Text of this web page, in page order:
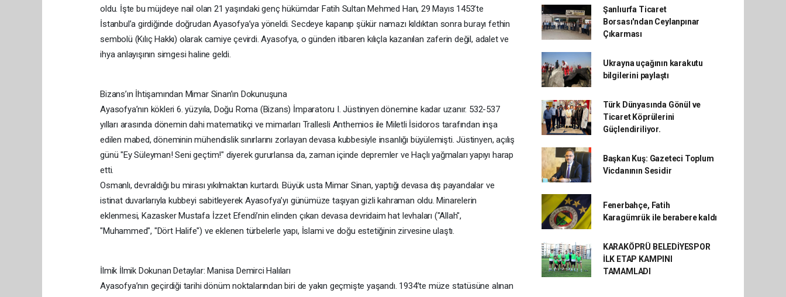
oldu. İşte bu müjdeye nail olan 21 yaşındaki genç hükümdar Fatih Sultan Mehmed Han, 29 Mayıs 1453’te
İstanbul’a girdiğinde doğrudan Ayasofya’ya yöneldi. Secdeye kapanıp şükür namazı kıldıktan sonra burayı fethin
sembolü (Kılıç Hakkı) olarak camiye çevirdi. Ayasofya, o günden itibaren kılıçla kazanılan zaferin değil, adalet ve
ihya anlayışının simgesi haline geldi.
​Bizans’ın İhtişamından Mimar Sinan’ın Dokunuşuna
​Ayasofya’nın kökleri 6. yüzyıla, Doğu Roma (Bizans) İmparatoru I. Jüstinyen dönemine kadar uzanır. 532-537
yılları arasında dönemin dahi matematikçi ve mimarları Trallesli Anthemios ile Miletli İsidoros tarafından inşa
edilen mabed, döneminin mühendislik sınırlarını zorlayan devasa kubbesiyle insanlığı büyülemişti. Jüstinyen, açılış
günü "Ey Süleyman! Seni geçtim!" diyerek gururlansa da, zaman içinde depremler ve Haçlı yağmaları yapıyı harap
etti.
​Osmanlı, devraldığı bu mirası yıkılmaktan kurtardı. Büyük usta Mimar Sinan, yaptığı devasa dış payandalar ve
istinat duvarlarıyla kubbeyi sabitleyerek Ayasofya’yı günümüze taşıyan gizli kahraman oldu. Minarelerin
eklenmesi, Kazasker Mustafa İzzet Efendi’nin elinden çıkan devasa devridaim hat levhaları ("Allah",
"Muhammed", "Dört Halife") ve eklenen türbelerle yapı, İslami ve doğu estetiğinin zirvesine ulaştı.
​İlmik İlmik Dokunan Detaylar: Manisa Demirci Halıları
​Ayasofya’nın geçirdiği tarihi dönüm noktalarından biri de yakın geçmişte yaşandı. 1934’te müze statüsüne alınan
Şanlıurfa Ticaret
Borsası'ndan Ceylanpınar
Çıkarması
Ukrayna uçağının karakutu
bilgilerini paylaştı
Türk Dünyasında Gönül ve
Ticaret Köprülerini
Güçlendiriliyor.
Başkan Kuş: Gazeteci Toplum
Vicdanının Sesidir
Fenerbahçe, Fatih
Karagümrük ile berabere kaldı
KARAKÖPRÜ BELEDİYESPOR
İLK ETAP KAMPINI
TAMAMLADI